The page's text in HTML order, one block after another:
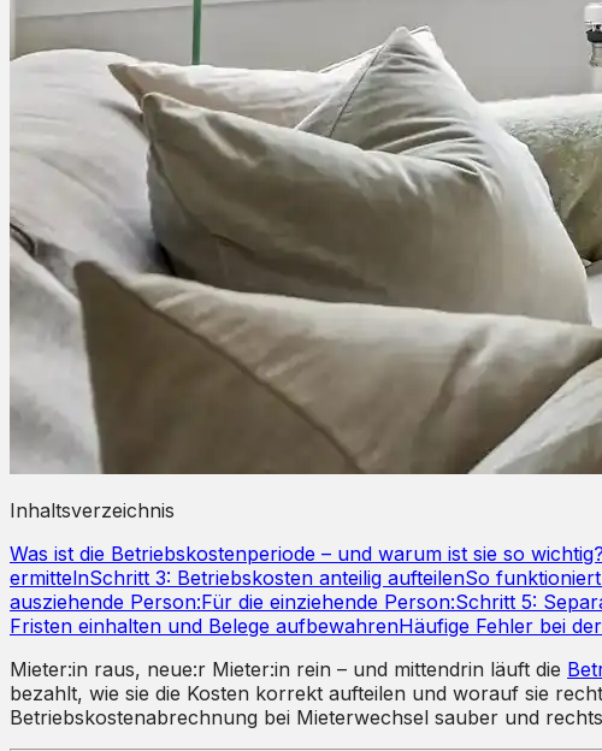
Inhaltsverzeichnis
Was ist die Betriebskostenperiode – und warum ist sie so wichtig?
ermittelnSchritt 3: Betriebskosten anteilig aufteilenSo
ausziehende Person:Für die einziehende Person:Schritt 5:
Fristen einhalten und Belege aufbewahrenHäufige Fehler bei
Mieter:in raus, neue:r Mieter:in rein – und mittendrin läuft die
bezahlt, wie sie die Kosten korrekt aufteilen und worauf sie
Betriebskostenabrechnung bei Mieterwechsel sauber und